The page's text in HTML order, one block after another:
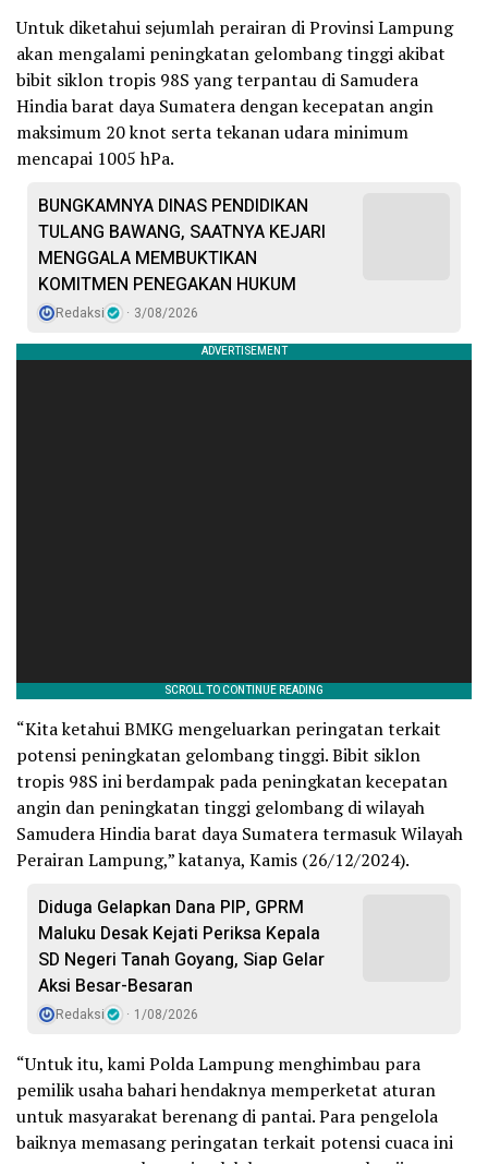
Untuk diketahui sejumlah perairan di Provinsi Lampung
akan mengalami peningkatan gelombang tinggi akibat
bibit siklon tropis 98S yang terpantau di Samudera
Hindia barat daya Sumatera dengan kecepatan angin
maksimum 20 knot serta tekanan udara minimum
mencapai 1005 hPa.
BUNGKAMNYA DINAS PENDIDIKAN
TULANG BAWANG, SAATNYA KEJARI
MENGGALA MEMBUKTIKAN
KOMITMEN PENEGAKAN HUKUM
Redaksi 3/08/2026
“Kita ketahui BMKG mengeluarkan peringatan terkait
potensi peningkatan gelombang tinggi. Bibit siklon
tropis 98S ini berdampak pada peningkatan kecepatan
angin dan peningkatan tinggi gelombang di wilayah
Samudera Hindia barat daya Sumatera termasuk Wilayah
Perairan Lampung,” katanya, Kamis (26/12/2024).
Diduga Gelapkan Dana PIP, GPRM
Maluku Desak Kejati Periksa Kepala
SD Negeri Tanah Goyang, Siap Gelar
Aksi Besar-Besaran
Redaksi 1/08/2026
“Untuk itu, kami Polda Lampung menghimbau para
pemilik usaha bahari hendaknya memperketat aturan
untuk masyarakat berenang di pantai. Para pengelola
baiknya memasang peringatan terkait potensi cuaca ini